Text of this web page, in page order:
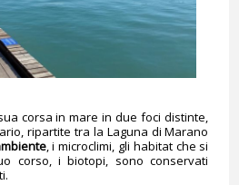
corsa in mare in due foci distinte,
ripartite tra la Laguna di Marano
, i microclimi, gli habitat che si
corso, i biotopi, sono conservati